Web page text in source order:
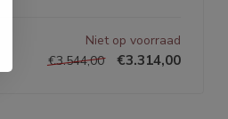
Niet op voorraad
€3.544,00
€3.314,00